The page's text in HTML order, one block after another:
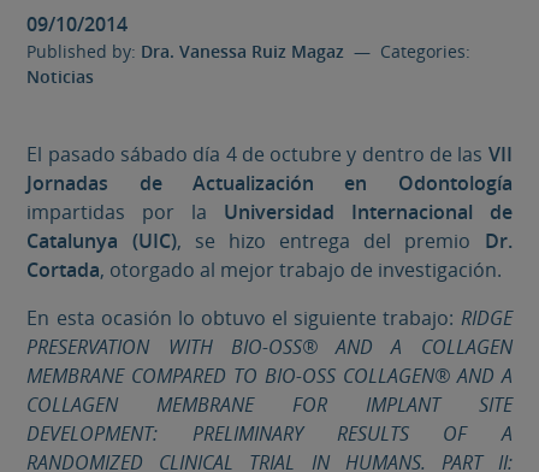
09/10/2014
Published by: Dra. Vanessa Ruiz Magaz — Categories:
Noticias
El pasado sábado día 4 de octubre y dentro de las VII
Jornadas de Actualización en Odontología
impartidas por la Universidad Internacional de
Catalunya (UIC), se hizo entrega del premio Dr.
Cortada, otorgado al mejor trabajo de investigación.
En esta ocasión lo obtuvo el siguiente trabajo: RIDGE
PRESERVATION WITH BIO-OSS® AND A COLLAGEN
MEMBRANE COMPARED TO BIO-OSS COLLAGEN® AND A
COLLAGEN MEMBRANE FOR IMPLANT SITE
DEVELOPMENT: PRELIMINARY RESULTS OF A
RANDOMIZED CLINICAL TRIAL IN HUMANS. PART II: